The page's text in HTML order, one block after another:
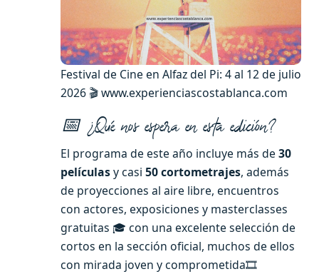
Festival de Cine en Alfaz del Pi: 4 al 12 de julio
2026 🎬 www.experienciascostablanca.com
📅 ¿Qué nos espera en esta edición?
El programa de este año incluye más de 30
películasy casi 50 cortometrajes, además
de proyecciones al aire libre, encuentros
con actores, exposiciones y masterclasses
gratuitas 🎓 con una excelente selección de
cortos en la sección oficial, muchos de ellos
con mirada joven y comprometida🎞️